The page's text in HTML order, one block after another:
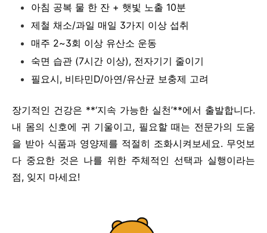
아침 공복 물 한 잔 + 햇빛 노출 10분
제철 채소/과일 매일 3가지 이상 섭취
매주 2~3회 이상 유산소 운동
숙면 습관 (7시간 이상), 전자기기 줄이기
필요시, 비타민D/아연/유산균 보충제 고려
장기적인 건강은 **‘지속 가능한 실천’**에서 출발합니다.
내 몸의 신호에 귀 기울이고, 필요할 때는 전문가의 도움
을 받아 식품과 영양제를 적절히 조화시켜보세요. 무엇보
다 중요한 것은 나를 위한 주체적인 선택과 실행이라는
점, 잊지 마세요!